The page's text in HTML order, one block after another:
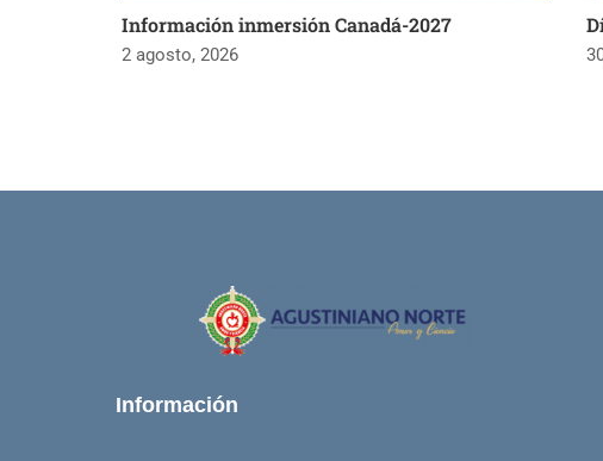
Información inmersión Canadá-2027
2 agosto, 2026
Información